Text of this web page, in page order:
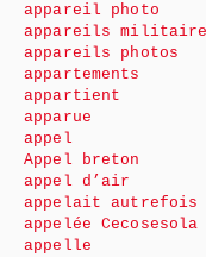
appareil photo
appareils
appareils photos
appartements
appartient
apparue
appel
Appel breton
appel d’air
appelait autrefois
appelée Cecosesola
appelle